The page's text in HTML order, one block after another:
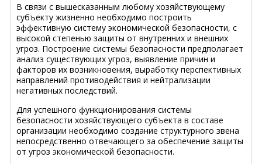
В связи с вышесказанным любому хозяйствующему
субъекту жизненно необходимо построить
эффективную систему экономической безопасности, с
высокой степенью защиты от внутренних и внешних
угроз. Построение системы безопасности предполагает
анализ существующих угроз, выявление причин и
факторов их возникновения, выработку перспективных
направлений противодействия и нейтрализации
негативных последствий.
Для успешного функционирования системы
безопасности хозяйствующего субъекта в составе
организации необходимо создание структурного звена
непосредственно отвечающего за обеспечение защиты
от угроз экономической безопасности.